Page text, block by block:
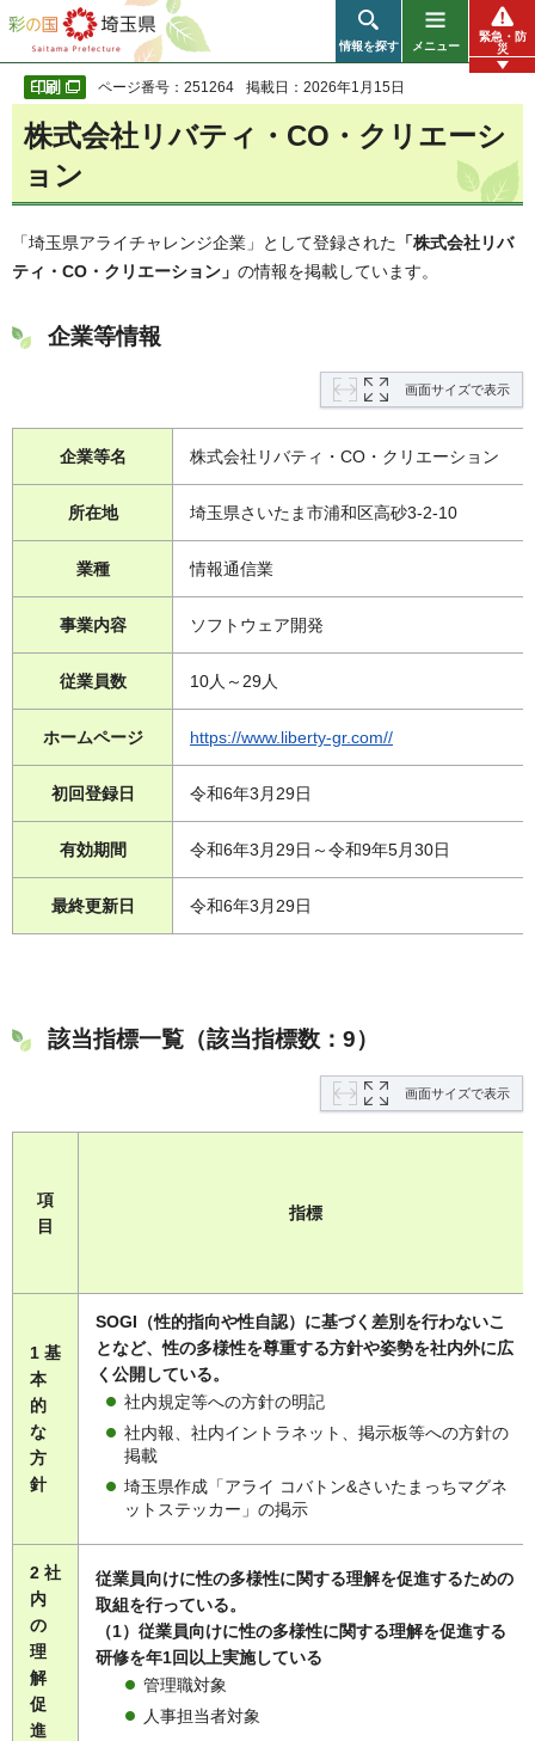
彩の国 埼玉県
情報を探す メニュー
緊急・防
災
ページ番号：251264 掲載日：2026年1月15日
株式会社リバティ・CO・クリエーシ
ョン
「埼玉県アライチャレンジ企業」として登録された 「株式会社リバ
ティ・CO・クリエーション」 の情報を掲載しています。
企業等情報
画面サイズで表示
企業等名 株式会社リバティ・CO・クリエーション
所在地 埼玉県さいたま市浦和区高砂3-2-10
業種 情報通信業
事業内容 ソフトウェア開発
従業員数 10人～29人
ホームページ https://www.liberty-gr.com//
初回登録日 令和6年3月29日
有効期間 令和6年3月29日～令和9年5月30日
最終更新日 令和6年3月29日
該当指標一覧（該当指標数：9）
画面サイズで表示
項
目
指標
1 基
本
的
な
方
針
SOGI（性的指向や性自認）に基づく差別を行わないこ
となど、性の多様性を尊重する方針や姿勢を社内外に広
く公開している。
社内規定等への方針の明記
社内報、社内イントラネット、掲示板等への方針の
掲載
埼玉県作成「アライ コバトン&さいたまっちマグネ
ットステッカー」の掲示
2 社
内
の
理
解
促
進
従業員向けに性の多様性に関する理解を促進するための
取組を行っている。
（1）従業員向けに性の多様性に関する理解を促進する
研修を年1回以上実施している
管理職対象
人事担当者対象